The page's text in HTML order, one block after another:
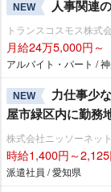
NEW 人事関連
トランスコスモス株式
月給24万5,000円～
アルバイト・パート /
NEW
力仕事少
屋市緑区内に勤務
株式会社ニッソーネット
時給1,400円～
派遣社員 / 愛知県